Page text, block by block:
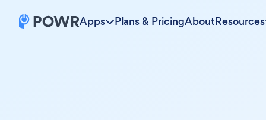
Apps Plans & PricingAboutResources